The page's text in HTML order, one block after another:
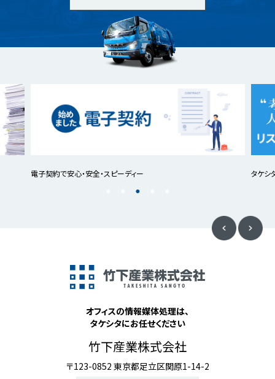
電子契約で安心・安全・スピーディー タケシ
オフィスの情報媒体処理は、
タケシタにお任せください
竹下産業株式会社
〒123-0852 東京都足立区関原1-14-2